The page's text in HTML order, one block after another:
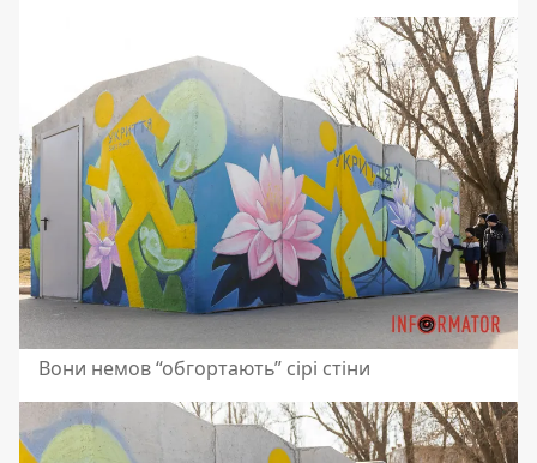
Вони немов “обгортають” сірі стіни